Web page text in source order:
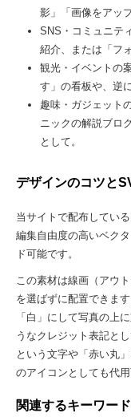
影」「画像をアッ
SNS・コミュニテ
紹介、または「フ
観光・イベントの
す」の看板や、逆
趣味・ガジェット
ニックの解説ブロ
として。
デザインのコツと
当サイトで配布してい
編集自由度の高いベク
ド可能です。
この素材は線画（アウ
を選ばずに配置できま
「白」にして写真の上
うなクレジット表記と
という文字や「赤い丸
のアイコンとしても代用
関連するキーワード